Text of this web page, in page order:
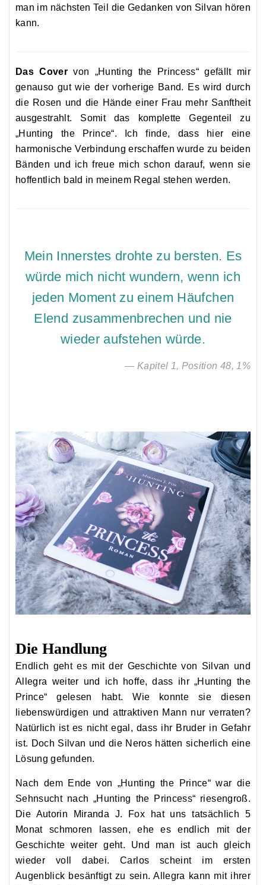
man im nächsten Teil die Gedanken von Silvan hören
kann.
Das Cover von „Hunting the Princess“ gefällt mir
genauso gut wie der vorherige Band. Es wird durch
die Rosen und die Hände einer Frau mehr Sanftheit
ausgestrahlt. Somit das komplette Gegenteil zu
„Hunting the Prince“. Ich finde, dass hier eine
harmonische Verbindung erschaffen wurde zu beiden
Bänden und ich freue mich schon darauf, wenn sie
hoffentlich bald in meinem Regal stehen werden.
Mein Innerstes drohte zu bersten. Es
würde mich nicht wundern, wenn ich
jeden Moment zu einem Häufchen
Elend zusammenbrechen und nie
wieder aufstehen würde.
— Kapitel 1, Position 48, 1%
Die Handlung
Endlich geht es mit der Geschichte von Silvan und
Allegra weiter und ich hoffe, dass ihr „Hunting the
Prince“ gelesen habt. Wie konnte sie diesen
liebenswürdigen und attraktiven Mann nur verraten?
Natürlich ist es nicht egal, dass ihr Bruder in Gefahr
ist. Doch Silvan und die Neros hätten sicherlich eine
Lösung gefunden.
Nach dem Ende von „Hunting the Prince“ war die
Sehnsucht nach „Hunting the Princess“ riesengroß.
Die Autorin Miranda J. Fox hat uns tatsächlich 5
Monat schmoren lassen, ehe es endlich mit der
Geschichte weiter geht. Und man ist auch gleich
wieder voll dabei. Carlos scheint im ersten
Augenblick besänftigt zu sein. Allegra kann mit ihrer